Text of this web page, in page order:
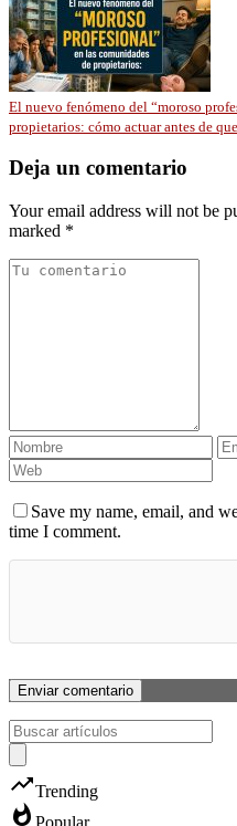
El nuevo fenómeno del “moroso
propietarios: cómo actuar antes de
Deja un comentario
Your email address will not be
marked *
Save my name, email, and
time I comment.
trending_upTrending
whatshot Popular